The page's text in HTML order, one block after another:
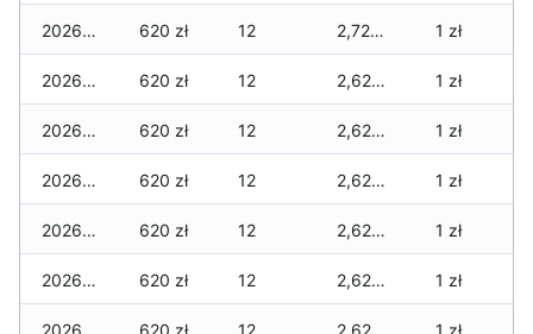
2026-06-03 620 zł 12 2,720 zł 1 zł
2026-06-02 620 zł 12 2,620 zł 1 zł
2026-06-01 620 zł 12 2,620 zł 1 zł
2026-05-31 620 zł 12 2,620 zł 1 zł
2026-05-30 620 zł 12 2,620 zł 1 zł
2026-05-29 620 zł 12 2,620 zł 1 zł